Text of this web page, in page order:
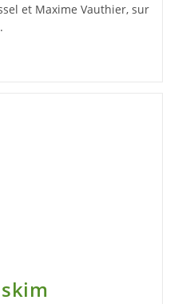
et Maxime Vauthier, sur